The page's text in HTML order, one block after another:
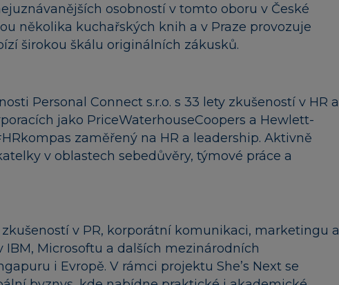
osobností v tomto oboru v České
několika kuchařských knih a v Praze provozuje
širokou škálu originálních zákusků.
Personal Connect s.r.o. s 33 lety zkušeností v HR a
jako PriceWaterhouseCoopers a Hewlett-
zaměřený na HR a leadership. Aktivně
v oblastech sebedůvěry, týmové práce a
v PR, korporátní komunikaci, marketingu a
Microsoftu a dalších mezinárodních
i Evropě. V rámci projektu She’s Next se